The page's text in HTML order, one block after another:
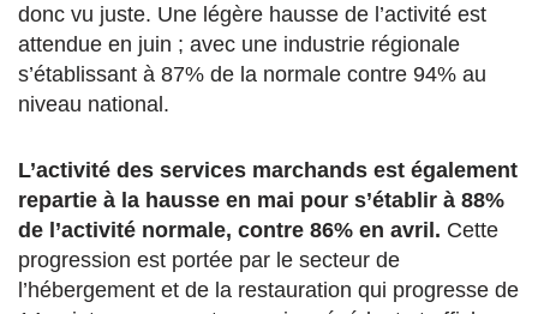
donc vu juste. Une légère hausse de l’activité est
attendue en juin ; avec une industrie régionale
s’établissant à 87% de la normale contre 94% au
niveau national.
L’activité des services marchands est également
repartie à la hausse en mai pour s’établir à 88%
de l’activité normale, contre 86% en avril. Cette
progression est portée par le secteur de
l’hébergement et de la restauration qui progresse de